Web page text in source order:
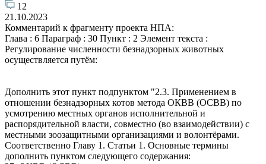
12
21.10.2023
Комментарий к фрагменту проекта НПА:
Глава : 6 Параграф : 30 Пункт : 2 Элемент текста :
Регулирование численности безнадзорных животных
осуществляется путём:
Дополнить этот пункт подпунктом "2.3. Применением в
отношении безнадзорных котов метода ОКВВ (ОСВВ) по
усмотрению местных органов исполнительной и
распорядительной власти, совместно (во взаимодействии) с
местными зоозащитными организациями и волонтёрами.
Соответственно Главу 1. Статьи 1. Основные термины
дополнить пунктом следующего содержания: